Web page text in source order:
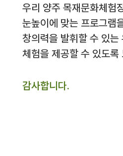
우리 양주 목재문화체험
눈높이에 맞는 프로그램
창의력을 발휘할 수 있는
체험을 제공할 수 있도록
감사합니다.